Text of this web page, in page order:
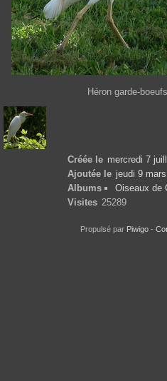
Héron garde-
Créée le mercredi 7
Ajoutée le jeudi 9
Albums
Oiseaux de
Visites 25289
Propulsé par Piwigo -